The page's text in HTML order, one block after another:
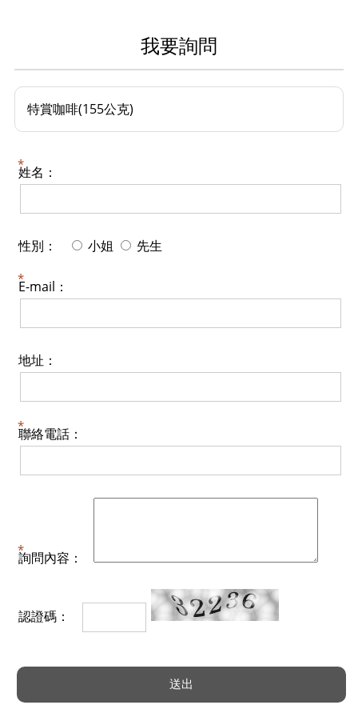
我要詢問
特賞咖啡(155公克)
姓名：
性別： 小姐 先生
E-mail：
地址：
聯絡電話：
詢問內容：
認證碼：